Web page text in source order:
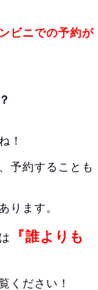
ビニでの予約が
！
予約することも
ります。
『誰よりも
ください！